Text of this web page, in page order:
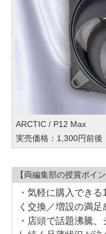
ARCTIC / P12 Max
実売価格：1,300円前後
【両編集部の授賞ポイン
・気軽に購入でき
く交換／増設の満足
・店頭で話題沸騰